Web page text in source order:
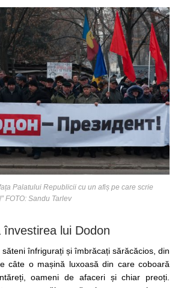
Palatului Republicii cu un afiș pe care scrie
FOTO: Sandu Tarlev
învestirea lui Dodon
înfrigurați și îmbrăcați sărăcăcios, din
câte o mașină luxoasă din care coboară
oameni de afaceri și chiar preoți.